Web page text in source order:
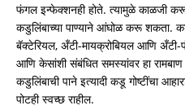
फंगल इन्फेक्शनही होते. त्यामुळे काळजी करू
कडुलिंबाच्या पाण्याने आंघोळ करू शकता.
बॅक्टेरियल, अँटी-मायक्रोबियल आणि
आणि केसांशी संबंधित समस्यांवर हा
कडुलिंबाची पाने इत्यादी कडू गोष्टींचा
पोटही स्वच्छ राहील.